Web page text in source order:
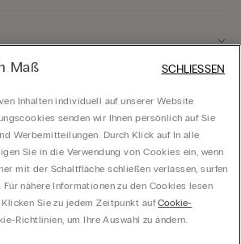
Handelskai 92/Rivergate 2, OG 5, Top BG, 1200 Wien -
Maß
Inhalten individuell auf unserer Website
senden wir Ihnen persönlich auf Sie
Werbemitteilungen. Durch Klick auf In alle
Sie in die Verwendung von Cookies ein, wenn
mit der Schaltfläche schließen verlassen, surfen
nähere Informationen zu den Cookies lesen
Klicken Sie zu jedem Zeitpunkt aufCookie-
Richtlinien, um Ihre Auswahl zu ändern.
SCHLIESSEN